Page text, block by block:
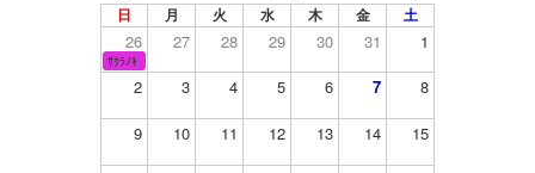
日 月 火 水 木 金 土
26 27 28 29 30 31 1
ｻｸﾗﾉｷ
2 3 4 5 6 7 8
9 10 11 12 13 14 15